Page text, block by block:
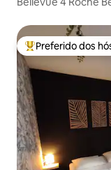
Entre os melhores
Preferido dos